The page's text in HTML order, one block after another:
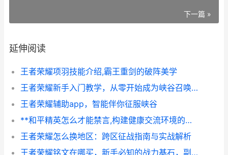
下一篇 »
延伸阅读
王者荣耀项羽技能介绍,霸王重剑的破阵美学
王者荣耀新手入门教学，从零开始成为峡谷召唤师副标题
王者荣耀辅助app，智能伴你征服峡谷
**和平精英怎么才能禁言,构建健康交流环境的实用指南,副标题,从机制到自律的全面解析**
王者荣耀怎么换地区：跨区征战指南与实战解析
王者荣耀铭文在哪买，新手必知的战力基石，副标题，铭文获取与搭配全指南